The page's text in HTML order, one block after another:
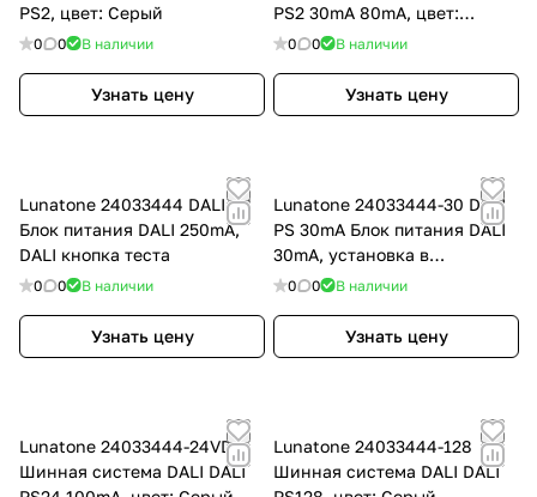
PS2, цвет: Серый
0 0 В наличии
Узнать цену
PS2 30mA 80mA, цвет:
Чёрный
0 0 В наличии
Узнать цену
Lunatone 24033444 DALI PS
Блок питания DALI 250mA,
DALI кнопка теста
0 0 В наличии
Узнать цену
Lunatone 24033444-30 DALI
PS 30mA Блок питания DALI
30mA, установка в
подрозетник
0 0 В наличии
Узнать цену
Lunatone 24033444-24VDO
Шинная система DALI DALI
Lunatone 24033444-128
Шинная система DALI DALI